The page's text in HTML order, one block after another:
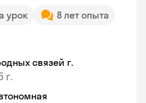
урок
8 лет опыта
связей г.
г.